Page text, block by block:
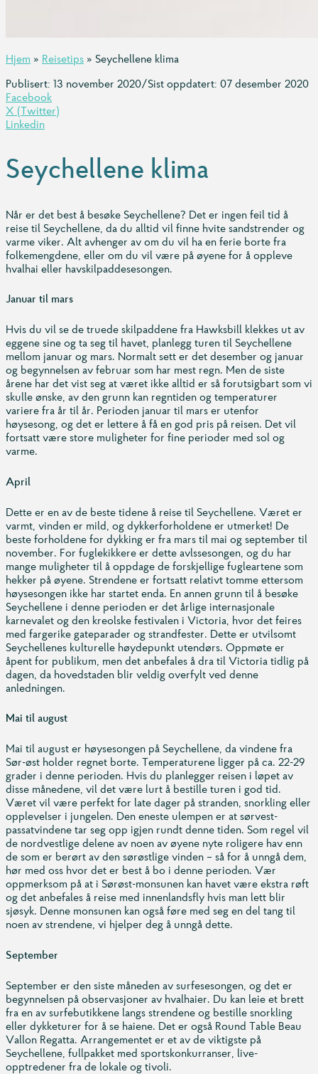
Hjem » Reisetips » Seychellene klima
Publisert: 13 november 2020/Sist oppdatert: 07 desember 2020
Facebook
X (Twitter)
Linkedin
Seychellene klima
Når er det best å besøke Seychellene? Det er ingen feil tid å
reise til Seychellene, da du alltid vil finne hvite sandstrender og
varme viker. Alt avhenger av om du vil ha en ferie borte fra
folkemengdene, eller om du vil være på øyene for å oppleve
hvalhai eller havskilpaddesesongen.
Januar til mars
Hvis du vil se de truede skilpaddene fra Hawksbill klekkes ut av
eggene sine og ta seg til havet, planlegg turen til Seychellene
mellom januar og mars. Normalt sett er det desember og januar
og begynnelsen av februar som har mest regn. Men de siste
årene har det vist seg at været ikke alltid er så forutsigbart som vi
skulle ønske, av den grunn kan regntiden og temperaturer
variere fra år til år. Perioden januar til mars er utenfor
høysesong, og det er lettere å få en god pris på reisen. Det vil
fortsatt være store muligheter for fine perioder med sol og
varme.
April
Dette er en av de beste tidene å reise til Seychellene. Været er
varmt, vinden er mild, og dykkerforholdene er utmerket! De
beste forholdene for dykking er fra mars til mai og september til
november. For fuglekikkere er dette avlssesongen, og du har
mange muligheter til å oppdage de forskjellige fugleartene som
hekker på øyene. Strendene er fortsatt relativt tomme ettersom
høysesongen ikke har startet enda. En annen grunn til å besøke
Seychellene i denne perioden er det årlige internasjonale
karnevalet og den kreolske festivalen i Victoria, hvor det feires
med fargerike gateparader og strandfester. Dette er utvilsomt
Seychellenes kulturelle høydepunkt utendørs. Oppmøte er
åpent for publikum, men det anbefales å dra til Victoria tidlig på
dagen, da hovedstaden blir veldig overfylt ved denne
anledningen.
Mai til august
Mai til august er høysesongen på Seychellene, da vindene fra
Sør-øst holder regnet borte. Temperaturene ligger på ca. 22-29
grader i denne perioden. Hvis du planlegger reisen i løpet av
disse månedene, vil det være lurt å bestille turen i god tid.
Været vil være perfekt for late dager på stranden, snorkling eller
opplevelser i jungelen. Den eneste ulempen er at sørvest-
passatvindene tar seg opp igjen rundt denne tiden. Som regel vil
de nordvestlige delene av noen av øyene nyte roligere hav enn
de som er berørt av den sørøstlige vinden – så for å unngå dem,
hør med oss hvor det er best å bo i denne perioden. Vær
oppmerksom på at i Sørøst-monsunen kan havet være ekstra røft
og det anbefales å reise med innenlandsfly hvis man lett blir
sjøsyk. Denne monsunen kan også føre med seg en del tang til
noen av strendene, vi hjelper deg å unngå dette.
September
September er den siste måneden av surfesesongen, og det er
begynnelsen på observasjoner av hvalhaier. Du kan leie et brett
fra en av surfebutikkene langs strendene og bestille snorkling
eller dykketurer for å se haiene. Det er også Round Table Beau
Vallon Regatta. Arrangementet er et av de viktigste på
Seychellene, fullpakket med sportskonkurranser, live-
opptredener fra de lokale og tivoli.